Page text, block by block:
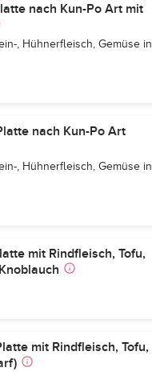
nach Kun-Po Art mit
, Hühnerfleisch, Gemüse in
nach Kun-Po Art
, Hühnerfleisch, Gemüse in
mit Rindfleisch, Tofu,
mit Rindfleisch, Tofu,